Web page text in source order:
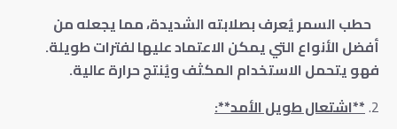
حطب السمر يُعرف بصلابته الشديدة، مما يجعله من
أفضل الأنواع التي يمكن الاعتماد عليها لفترات طويلة.
فهو يتحمل الاستخدام المكثف ويُنتج حرارة عالية.
**اشتعال طويل الأمد**: